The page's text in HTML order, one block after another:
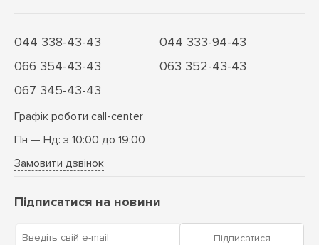
044 338-43-43
044 333-94-43
066 354-43-43
063 352-43-43
067 345-43-43
Графік роботи call-center
Пн — Нд: з 10:00 до 19:00
Замовити дзвінок
Підписатися на новини
Введіть свій e-mail Підписатися